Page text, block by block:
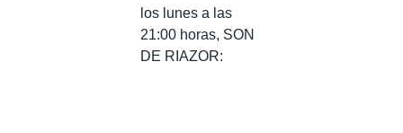
los lunes a las
21:00 horas, SON
DE RIAZOR: